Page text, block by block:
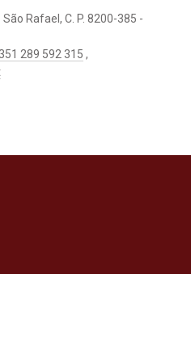
Rafael, C. P. 8200-385 -
289 592 315 ,